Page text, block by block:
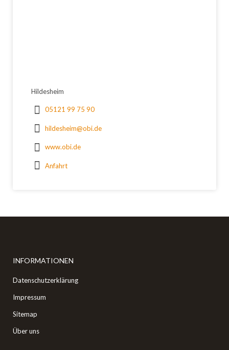
Hildesheim
05121 99 75 90
hildesheim@obi.de
www.obi.de
Anfahrt
INFORMATIONEN
Datenschutzerklärung
Impressum
Sitemap
Über uns